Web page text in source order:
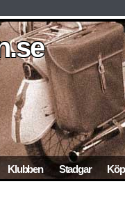
Klubben Stadgar